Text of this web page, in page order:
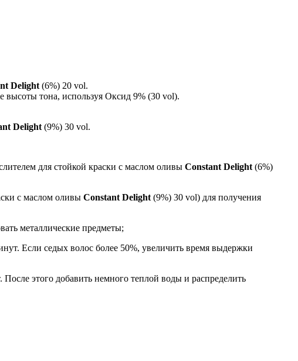
Delight (6%) 20 vol.
тона, используя Оксид 9% (30 vol).
Delight (9%) 30 vol.
для стойкой краски с маслом оливы Constant Delight (6%)
с маслом оливы Constant Delight (9%) 30 vol) для получения
металлические предметы;
Если седых волос более 50%, увеличить время выдержки
этого добавить немного теплой воды и распределить